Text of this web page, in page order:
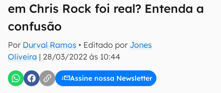
em Chris Rock foi real? Entenda a
confusão
Por Durval Ramos • Editado por Jones
Oliveira | 28/03/2022 às 10:44
Assine nossa Newsletter
E-mail
inscreva-se
Confirmo que li, aceito e concordo com os Termos de
Uso e Política de Privacidade do Canaltech.